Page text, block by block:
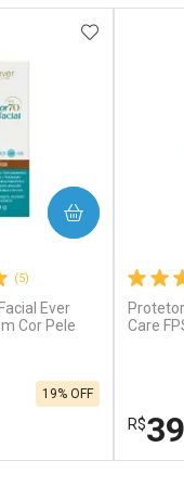
(5)
Ever
Cor Pele
19% OFF
Care
R$39